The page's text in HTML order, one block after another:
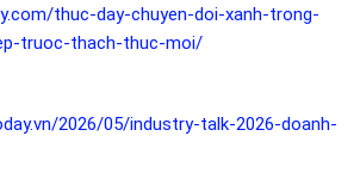
thuc-day-chuyen-doi-xanh-trong-
truoc-thach-thuc-moi/
2026/05/industry-talk-2026-doanh-